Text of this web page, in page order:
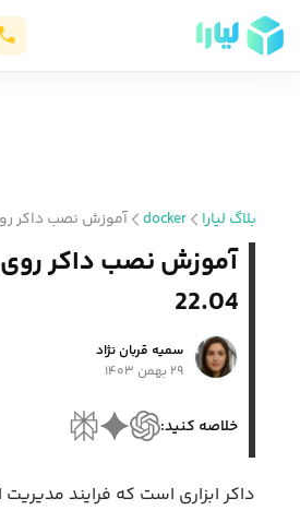
بلاگ لیارا docker آموزش نصب داکر روی
آموزش نصب داکر روی
22.04
سمیه قربان نژاد
۲۹ بهمن ۱۴۰۳
خلاصه کنید:
داکر ابزاری است که فرایند